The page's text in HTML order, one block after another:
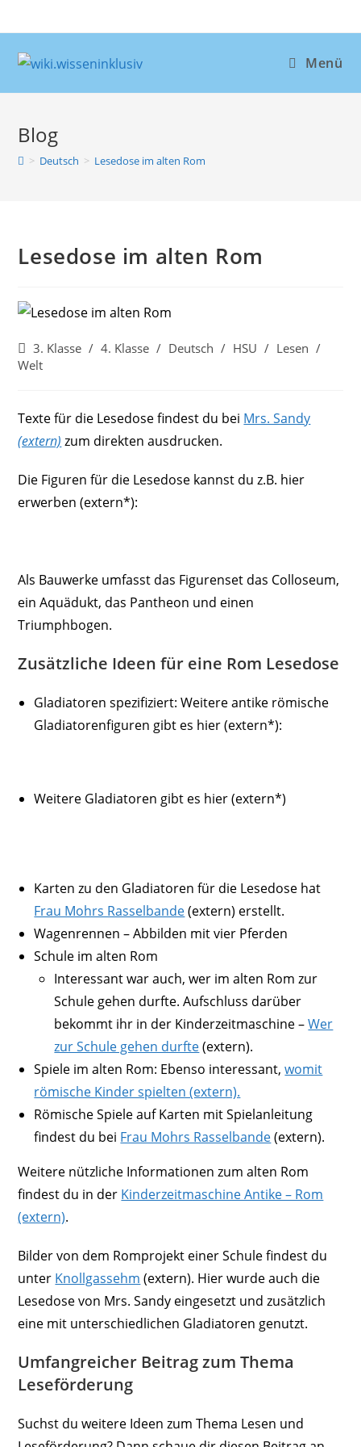
Inhalt
springen
Menü
Blog
> Deutsch > Lesedose im alten Rom
Lesedose im alten Rom
Beitrags-
Kategorie:
3. Klasse / 4. Klasse / Deutsch / HSU / Lesen /
Welt
Texte für die Lesedose findest du bei Mrs. Sandy
(extern) zum direkten ausdrucken.
Die Figuren für die Lesedose kannst du z.B. hier
erwerben (extern*):
Als Bauwerke umfasst das Figurenset das Colloseum,
ein Aquädukt, das Pantheon und einen
Triumphbogen.
Zusätzliche Ideen für eine Rom Lesedose
Gladiatoren spezifiziert: Weitere antike römische
Gladiatorenfiguren gibt es hier (extern*):
Weitere Gladiatoren gibt es hier (extern*)
Karten zu den Gladiatoren für die Lesedose hat
Frau Mohrs Rasselbande(extern) erstellt.
Wagenrennen – Abbilden mit vier Pferden
Schule im alten Rom
Interessant war auch, wer im alten Rom zur
Schule gehen durfte. Aufschluss darüber
bekommt ihr in der Kinderzeitmaschine –Wer
zur Schule gehen durfte(extern).
Spiele im alten Rom: Ebenso interessant,womit
römische Kinder spielten (extern).
Römische Spiele auf Karten mit Spielanleitung
findest du bei Frau Mohrs Rasselbande(extern).
Weitere nützliche Informationen zum alten Rom
findest du in der Kinderzeitmaschine Antike – Rom
(extern).
Bilder von dem Romprojekt einer Schule findest du
unter Knollgassehm (extern). Hier wurde auch die
Lesedose von Mrs. Sandy eingesetzt und zusätzlich
eine mit unterschiedlichen Gladiatoren genutzt.
Umfangreicher Beitrag zum Thema
Leseförderung
Suchst du weitere Ideen zum Thema Lesen und